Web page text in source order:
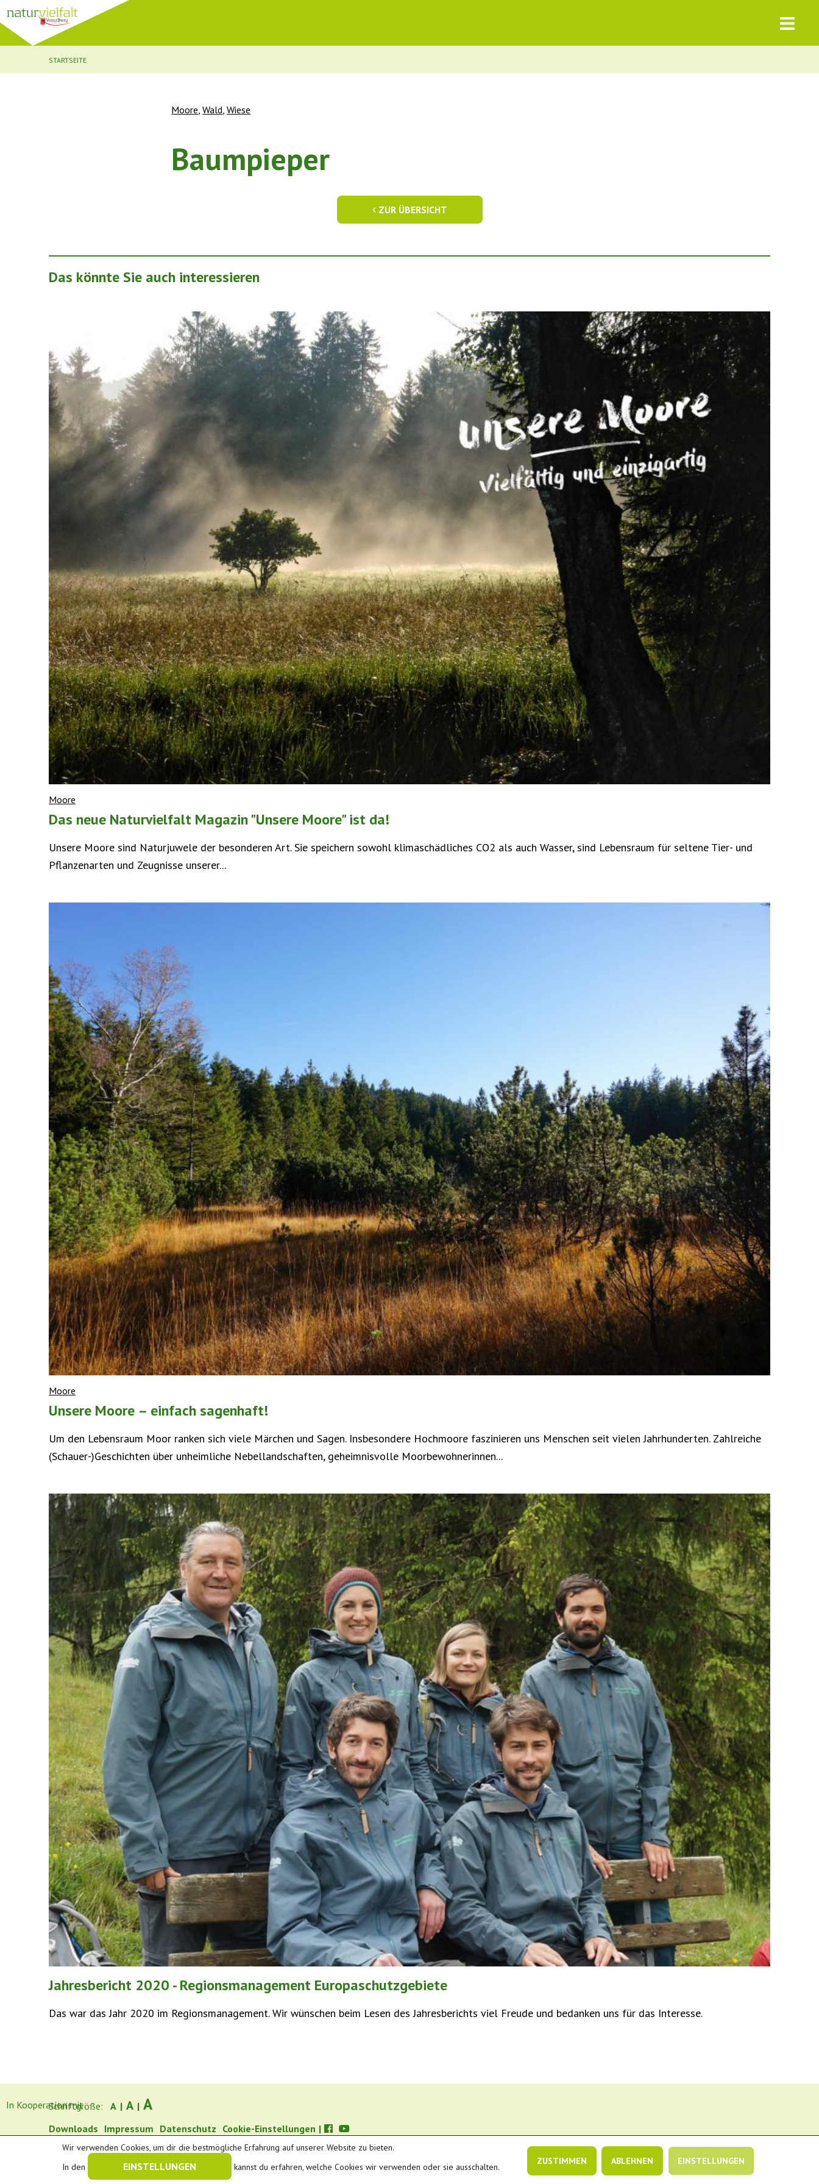
STARTSEITE
Moore,Wald,Wiese
Baumpieper
ZUR ÜBERSICHT
Das könnte Sie auch interessieren
Moore
Das neue Naturvielfalt Magazin "Unsere Moore" ist da!
Unsere Moore sind Naturjuwele der besonderen Art. Sie speichern sowohl klimaschädliches CO2 als auch Wasser, sind Lebensraum für seltene Tier- und
Pflanzenarten und Zeugnisse unserer...
Moore
Unsere Moore – einfach sagenhaft!
Um den Lebensraum Moor ranken sich viele Märchen und Sagen. Insbesondere Hochmoore faszinieren uns Menschen seit vielen Jahrhunderten. Zahlreiche
(Schauer-)Geschichten über unheimliche Nebellandschaften, geheimnisvolle Moorbewohnerinnen...
Jahresbericht 2020 - Regionsmanagement Europaschutzgebiete
Das war das Jahr 2020 im Regionsmanagement. Wir wünschen beim Lesen des Jahresberichts viel Freude und bedanken uns für das Interesse.
Schriftgröße: A | A | A
Downloads Impressum Datenschutz Cookie-Einstellungen |
In Kooperation mit
Wir verwenden Cookies, um dir die bestmögliche Erfahrung auf unserer Website zu bieten.
In den
EINSTELLUNGEN kannst du erfahren, welche Cookies wir verwenden oder sie ausschalten.
ZUSTIMMEN ABLEHNEN EINSTELLUNGEN